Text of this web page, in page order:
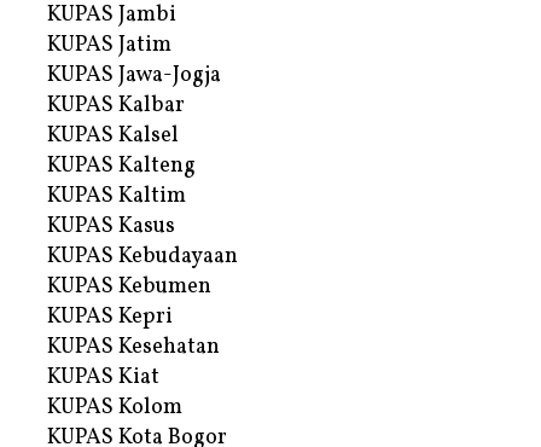
KUPAS Jambi
KUPAS Jatim
KUPAS Jawa-Jogja
KUPAS Kalbar
KUPAS Kalsel
KUPAS Kalteng
KUPAS Kaltim
KUPAS Kasus
KUPAS Kebudayaan
KUPAS Kebumen
KUPAS Kepri
KUPAS Kesehatan
KUPAS Kiat
KUPAS Kolom
KUPAS Kota Bogor